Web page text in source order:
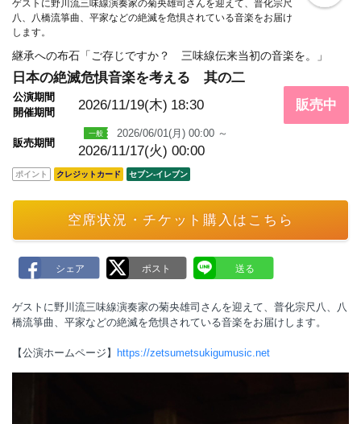
o
ゲストに野川流三味線演奏家の菊央雄司さんを迎えて、普化宗尺
八、八橋流箏曲、平家などの絶滅を危惧されている音楽をお届け
します。
継承への布石「ご存じですか？ 三味線伝来当初の音楽を。」
日本の絶滅危惧音楽を考える 其の二
公演期間
開催期間
2026/11/19(木) 18:30
販売期間
2026/06/01(月) 00:00 ～
2026/11/17(火) 00:00
販売中
ポイント クレジットカード セブン‐イレブン
空席状況・チケット購入はこちら
ゲストに野川流三味線演奏家の菊央雄司さんを迎えて、普化宗尺八、八
橋流箏曲、平家などの絶滅を危惧されている音楽をお届けします。
【公演ホームページ】 https://zetsumetsukigumusic.net